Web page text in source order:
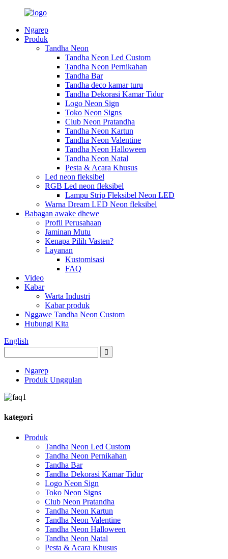
Ngarep
Produk
Tandha Neon
Tandha Neon Led Custom
Tandha Neon Pernikahan
Tandha Bar
Tandha deco kamar turu
Tandha Dekorasi Kamar Tidur
Logo Neon Sign
Toko Neon Signs
Club Neon Pratandha
Tandha Neon Kartun
Tandha Neon Valentine
Tandha Neon Halloween
Tandha Neon Natal
Pesta & Acara Khusus
Led neon fleksibel
RGB Led neon fleksibel
Lampu Strip Fleksibel Neon LED
Warna Dream LED Neon fleksibel
Babagan awake dhewe
Profil Perusahaan
Jaminan Mutu
Kenapa Pilih Vasten?
Layanan
Kustomisasi
FAQ
Video
Kabar
Warta Industri
Kabar produk
Nggawe Tandha Neon Custom
Hubungi Kita
English
Ngarep
Produk Unggulan
kategori
Produk
Tandha Neon Led Custom
Tandha Neon Pernikahan
Tandha Bar
Tandha Dekorasi Kamar Tidur
Logo Neon Sign
Toko Neon Signs
Club Neon Pratandha
Tandha Neon Kartun
Tandha Neon Valentine
Tandha Neon Halloween
Tandha Neon Natal
Pesta & Acara Khusus